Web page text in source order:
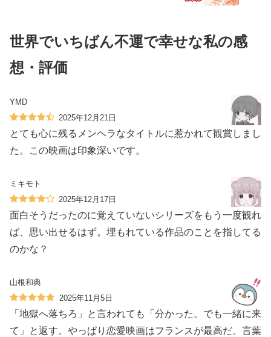
世界でいちばん不運で幸せな私の感
想・評価
YMD
2025年12月21日
とても心に残るメンヘラなタイトルに惹かれて観賞しまし
た。この映画は印象深いです。
ミキモト
2025年12月17日
面白そうだったのに覚えていないシリーズをもう一度観れ
ば、思い出せるはず。埋もれている作品のことを指してる
のかな？
山根和典
2025年11月5日
「地獄へ落ちろ」と言われても「分かった。でも一緒に来
て」と返す。やっぱり恋愛映画はフランスが最高だ。言葉